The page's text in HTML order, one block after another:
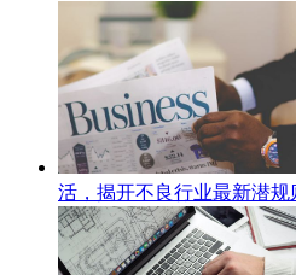
活，揭开不良行业最新潜规